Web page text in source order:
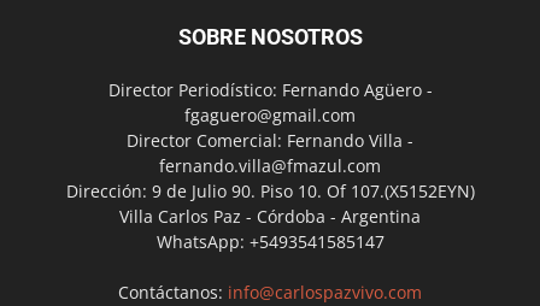
SOBRE NOSOTROS
Director Periodístico: Fernando Agüero -
fgaguero@gmail.com
Director Comercial: Fernando Villa -
fernando.villa@fmazul.com
Dirección: 9 de Julio 90. Piso 10. Of 107.(X5152EYN)
Villa Carlos Paz - Córdoba - Argentina
WhatsApp: +5493541585147
Contáctanos: info@carlospazvivo.com